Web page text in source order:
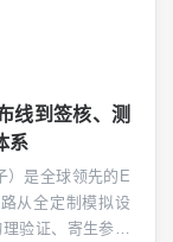
线到签核、测
系
）是全球领先的E
从全定制模拟设
验证、寄生参数